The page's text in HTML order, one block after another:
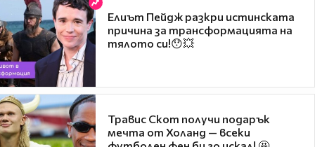
Елиът Пейдж разкри истинската
причина за трансформацията на
тялото си!😯💥
Травис Скот получи подарък
мечта от Холанд — всеки